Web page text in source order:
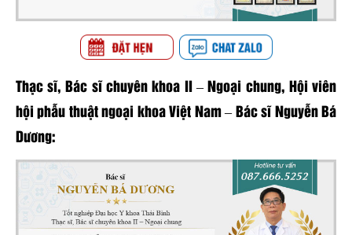
Thạc sĩ, Bác sĩ chuyên khoa II – Ngoại chung, Hội viên
hội phẫu thuật ngoại khoa Việt Nam – Bác sĩ Nguyễn Bá
Dương: